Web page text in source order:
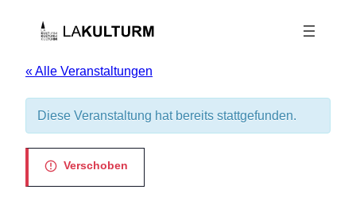
« Alle Veranstaltungen
Diese Veranstaltung hat bereits stattgefunden.
Verschoben